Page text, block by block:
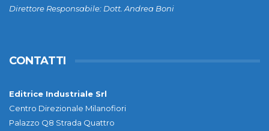
Direttore Responsabile: Dott. Andrea Boni
CONTATTI
Editrice Industriale Srl
Centro Direzionale Milanofiori
Palazzo Q8 Strada Quattro